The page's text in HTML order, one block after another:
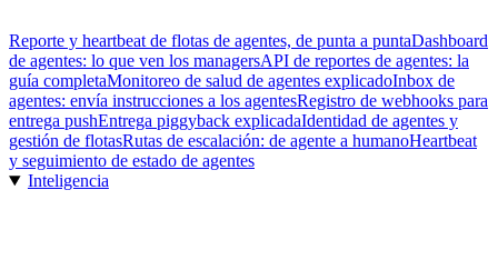
Reporte y heartbeat de flotas de agentes, de punta a puntaDashboard
de agentes: lo que ven los managersAPI de reportes de agentes: la
guía completaMonitoreo de salud de agentes explicadoInbox de
agentes: envía instrucciones a los agentesRegistro de webhooks para
entrega pushEntrega piggyback explicadaIdentidad de agentes y
gestión de flotasRutas de escalación: de agente a humanoHeartbeat
y seguimiento de estado de agentes
Inteligencia